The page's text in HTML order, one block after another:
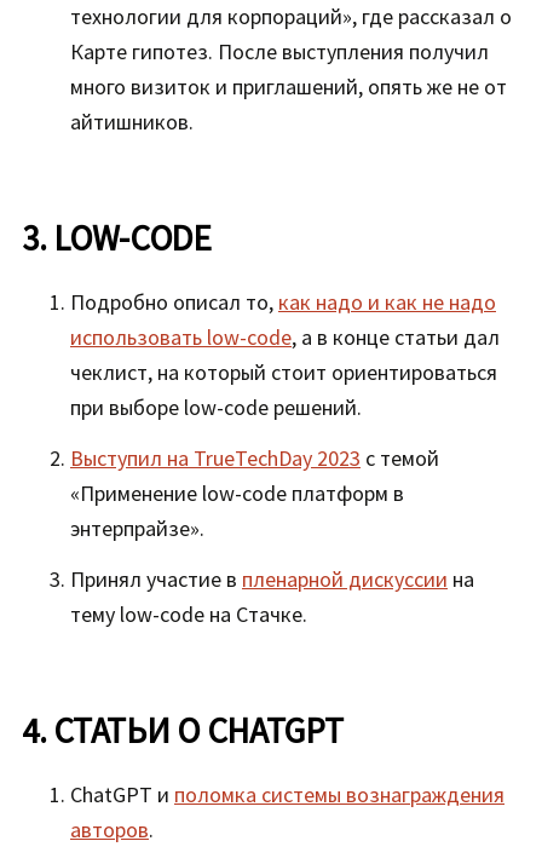
технологии для корпораций», где рассказал о
Карте гипотез. После выступления получил
много визиток и приглашений, опять же не от
айтишников.
3. LOW-CODE
Подробно описал то, как надо и как не надо
использовать low-code, а в конце статьи дал
чеклист, на который стоит ориентироваться
при выборе low-code решений.
Выступил на TrueTechDay 2023 с темой
«Применение low-code платформ в
энтерпрайзе».
Принял участие в пленарной дискуссии на
тему low-code на Стачке.
4. СТАТЬИ О CHATGPT
ChatGPT и поломка системы вознаграждения
авторов.